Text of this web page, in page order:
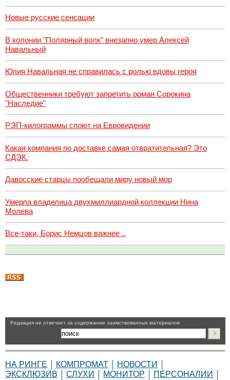
Новые русские сенсации
В колонии "Полярный волк" внезапно умер Алексей
Навальный
Юлия Навальная не справилась с ролью вдовы героя
Общественники требуют запретить роман Сорокина
"Наследие"
РЭП-килограммы споют на Евровидении
Какая компания по доставке самая отвратительная? Это
СДЭК.
Давосские старцы пообещали миру новый мор
Умерла владелица двухмиллиардной коллекции Нина
Молева
Все-таки, Борис Немцов важнее ..
Pедакция не отвечает за содержание заимствованных материалов
НА РИНГЕ КОМПРОМАТ
НОВОСТИ
ЭКСКЛЮЗИВ
СЛУХИ МОНИТОР
ПЕРСОНАЛИИ